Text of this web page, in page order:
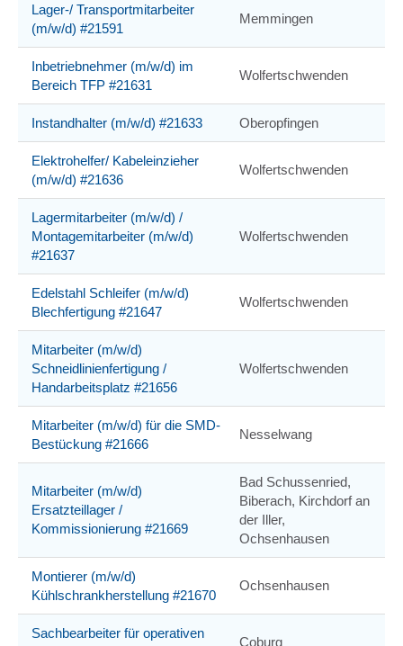
Lager-/ Transportmitarbeiter
(m/w/d) #21591
Memmingen
Inbetriebnehmer (m/w/d) im
Bereich TFP #21631
Wolfertschwenden
Instandhalter (m/w/d) #21633 Oberopfingen
Elektrohelfer/ Kabeleinzieher
(m/w/d) #21636
Wolfertschwenden
Lagermitarbeiter (m/w/d) /
Montagemitarbeiter (m/w/d)
#21637
Wolfertschwenden
Edelstahl Schleifer (m/w/d)
Blechfertigung #21647
Wolfertschwenden
Mitarbeiter (m/w/d)
Schneidlinienfertigung /
Handarbeitsplatz #21656
Wolfertschwenden
Mitarbeiter (m/w/d) für die SMD-
Bestückung #21666
Nesselwang
Mitarbeiter (m/w/d)
Ersatzteillager /
Kommissionierung #21669
Bad Schussenried,
Biberach, Kirchdorf an
der Iller,
Ochsenhausen
Montierer (m/w/d)
Kühlschrankherstellung #21670
Ochsenhausen
Sachbearbeiter für operativen
Coburg